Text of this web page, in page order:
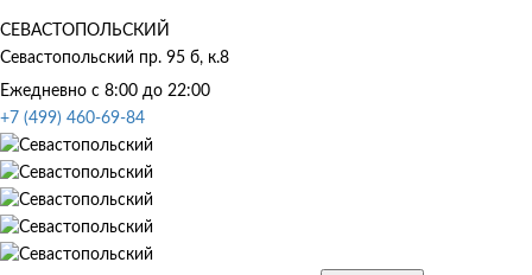
СЕВАСТОПОЛЬСКИЙ
Севастопольский пр. 95 б, к.8
Ежедневно с 8:00 до 22:00
+7 (499) 460-69-84